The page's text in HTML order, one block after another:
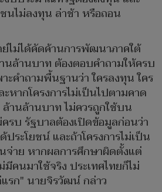
นไม่ลงทุน ล่าช้า หรือถอน
ไม่ได้คัดค้านการพัฒนาภาคใต้
นล้านบาท ต้องตอบคำถามให้ครบ
ะคำถามพื้นฐานว่า ใครลงทุน ใคร
หากโครงการไม่เป็นไปตามคาด
ล้านล้านบาท ไม่ควรถูกใช้บน
รบ รัฐบาลต้องเปิดข้อมูลก่อนว่า
ประโยชน์ และถ้าโครงการไม่เป็น
จ่าย หากผลการศึกษาผิดตั้งแต่
คนมาใช้จริง ประเทศไทยก็ไม่
แรก" นายจิรวัฒน์ กล่าว